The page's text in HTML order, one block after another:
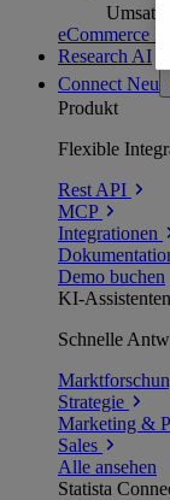
eCommerce
Research AI
Connect Neu
Produkt
Flexible
Rest API
MCP
Integrationen
Demo buchen
KI-Assistenten
Schnelle
Strategie
Marketing &
Sales
Alle ansehen
Statista